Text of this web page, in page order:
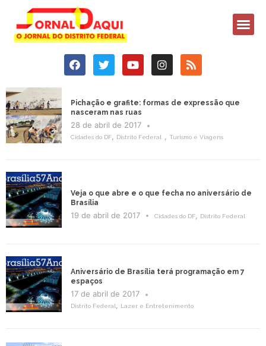
Pichação e grafite: formas de expressão que
nasceram nas ruas
28 de abril de 2017
Cidades do DF Distrito Federal Turismo e Viagens
Veja o que abre e o que fecha no aniversário de
Brasília
19 de abril de 2017 Cidades do DF Distrito Federal
Aniversário de Brasília terá programação em 7
espaços
17 de abril de 2017
Distrito Federal Lazer e Entretenimento